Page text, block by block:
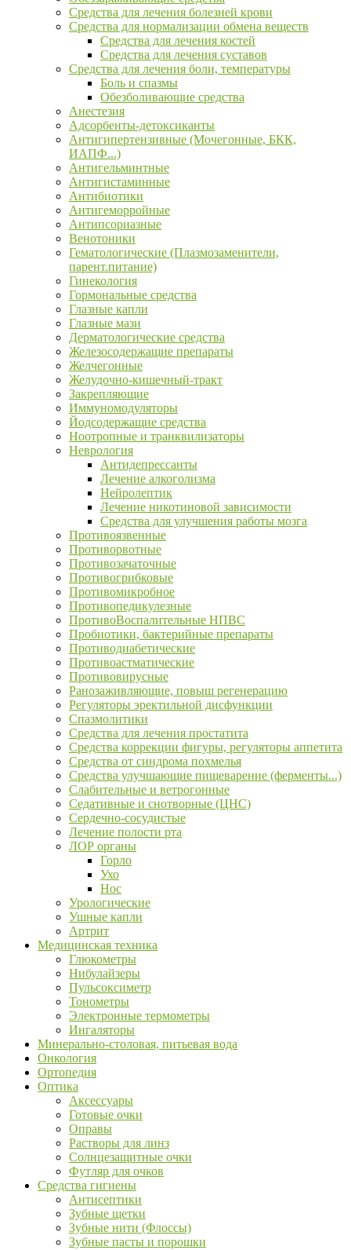
Средства для лечения болезней крови
Средства для нормализации обмена веществ
Средства для лечения костей
Средства для лечения суставов
Средства для лечения боли, температуры
Боль и спазмы
Обезболивающие средства
Анестезия
Адсорбенты-детоксиканты
Антигипертензивные (Мочегонные, БКК,
ИАПФ...)
Антигельминтные
Антигистаминные
Антибиотики
Антигеморройные
Антипсориазные
Венотоники
Гематологические (Плазмозаменители,
парент.питание)
Гинекология
Гормональные средства
Глазные капли
Глазные мази
Дерматологические средства
Железосодержащие препараты
Желчегонные
Желудочно-кишечный-тракт
Закрепляющие
Иммуномодуляторы
Йодсодержащие средства
Ноотропные и транквилизаторы
Неврология
Антидепрессанты
Лечение алкоголизма
Нейролептик
Лечение никотиновой зависимости
Средства для улучшения работы мозга
Противоязвенные
Противорвотные
Противозачаточные
Противогрибковые
Противомикробное
Противопедикулезные
ПротивоВоспалительные НПВС
Пробиотики, бактерийные препараты
Противодиабетические
Противоастматические
Противовирусные
Ранозаживляющие, повыш регенерацию
Регуляторы эректильной дисфункции
Спазмолитики
Средства для лечения простатита
Средства коррекции фигуры, регуляторы аппетита
Средства от синдрома похмелья
Средства улучшающие пищеварение (ферменты...)
Слабительные и ветрогонные
Седативные и снотворные (ЦНС)
Сердечно-сосудистые
Лечение полости рта
ЛОР органы
Горло
Ухо
Нос
Урологические
Ушные капли
Артрит
Медицинская техника
Глюкометры
Нибулайзеры
Пульсоксиметр
Тонометры
Электронные термометры
Ингаляторы
Минерально-столовая, питьевая вода
Онкология
Ортопедия
Оптика
Аксессуары
Готовые очки
Оправы
Растворы для линз
Солнцезащитные очки
Футляр для очков
Средства гигиены
Антисептики
Зубные щетки
Зубные нити (Флоссы)
Зубные пасты и порошки